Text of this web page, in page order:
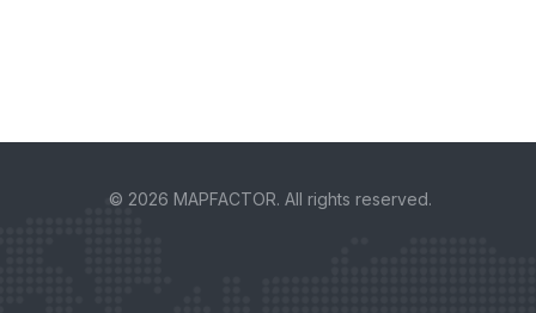
© 2026 MAPFACTOR. All rights reserved.